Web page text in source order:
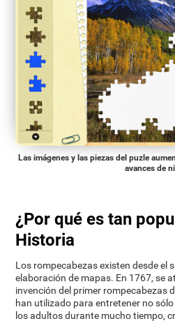
Las imágenes y las piezas del puzle
avances de
¿Por qué es tan
Historia
Los rompecabezas existen desde el
elaboración de mapas. En 1767, se
invención del primer rompecabezas
han utilizado para entretener no
los adultos durante mucho tiempo,